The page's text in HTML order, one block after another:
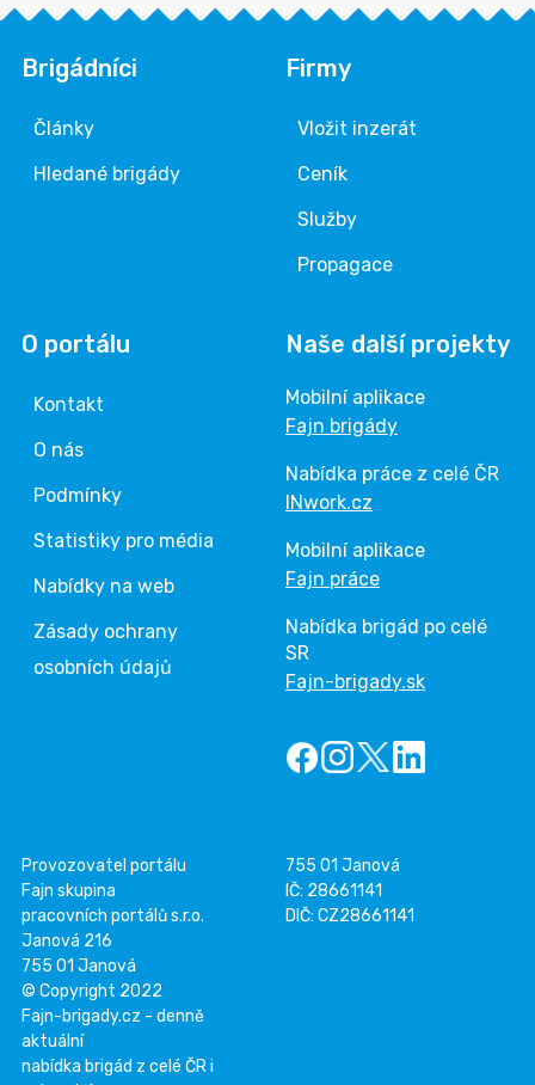
Brigádníci
Články
Hledané brigády
Firmy
Vložit inzerát
Ceník
Služby
Propagace
O portálu
Kontakt
O nás
Podmínky
Statistiky pro média
Nabídky na web
Zásady ochrany
osobních údajů
Naše další projekty
Mobilní aplikace
Fajn brigády
Nabídka práce z celé ČR
INwork.cz
Mobilní aplikace
Fajn práce
Nabídka brigád po celé
SR
Fajn-brigady.sk
Provozovatel portálu
Fajn skupina
pracovních portálů s.r.o.
Janová 216
755 01 Janová
755 01 Janová
IČ: 28661141
DIČ: CZ28661141
© Copyright 2022
Fajn-brigady.cz - denně
aktuální
nabídka brigád z celé ČR i